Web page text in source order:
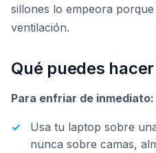
sillones lo empeora
ventilación.
Qué puedes hacer
Para enfriar de inmediato:
Usa tu laptop sobre
nunca sobre camas,